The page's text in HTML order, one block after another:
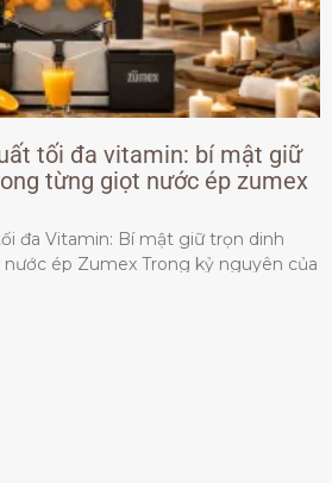
tối đa vitamin: bí mật giữ
từng giọt nước ép zumex
đa Vitamin: Bí mật giữ trọn dinh
ép Zumex Trong kỷ nguyên của